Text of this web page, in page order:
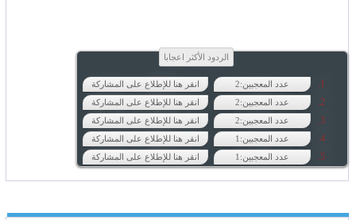
الردود الأكثر اعجابا
عدد المعجبين:2
انقر هنا للإطلاع على المشاركة
عدد المعجبين:2
انقر هنا للإطلاع على المشاركة
عدد المعجبين:2
انقر هنا للإطلاع على المشاركة
عدد المعجبين:1
انقر هنا للإطلاع على المشاركة
عدد المعجبين:1
انقر هنا للإطلاع على المشاركة